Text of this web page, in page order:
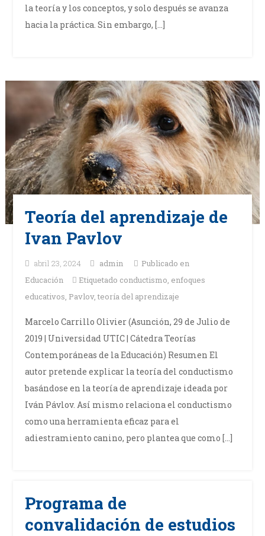
la teoría y los conceptos, y solo después se avanza
hacia la práctica. Sin embargo, […]
Teoría del aprendizaje de
Ivan Pavlov
abril 23, 2024 admin
Publicado en
Educación
Etiquetado conductismo, enfoques
educativos, Pavlov,teoría del aprendizaje
Marcelo Carrillo Olivier (Asunción, 29 de Julio de
2019 | Universidad UTIC | Cátedra Teorías
Contemporáneas de la Educación) Resumen El
autor pretende explicar la teoría del conductismo
basándose en la teoría de aprendizaje ideada por
Iván Pávlov. Así mismo relaciona el conductismo
como una herramienta eficaz para el
adiestramiento canino, pero plantea que como […]
Programa de
convalidación de estudios